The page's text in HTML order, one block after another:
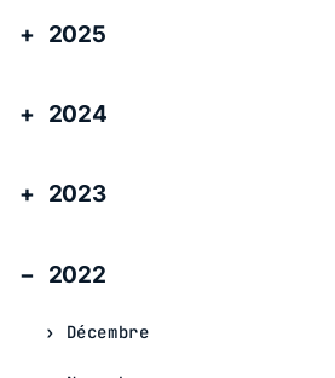
2025
2024
2023
2022
Décembre